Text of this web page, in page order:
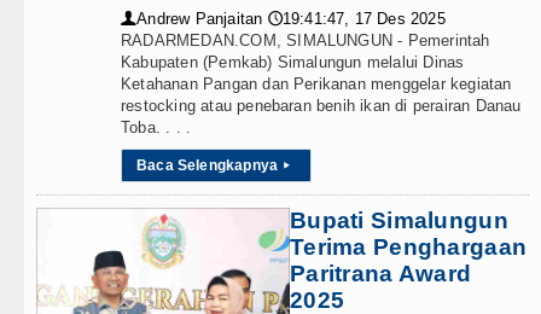
Wewenang
Kaprah dan Ngawur
5 Agustus 2026
di Hong Kong
TK Kemala Bhayangkari 11 Tarutung
👤Andrew Panjaitan 🕔19:41:47, 17 Des 2025
RADARMEDAN.COM, SIMALUNGUN - Pemerintah
Kabupaten (Pemkab) Simalungun melalui Dinas
Ketahanan Pangan dan Perikanan menggelar kegiatan
restocking atau penebaran benih ikan di perairan Danau
Toba. . . .
Baca Selengkapnya ▸
Bupati Simalungun
Terima Penghargaan
Paritrana Award
2025